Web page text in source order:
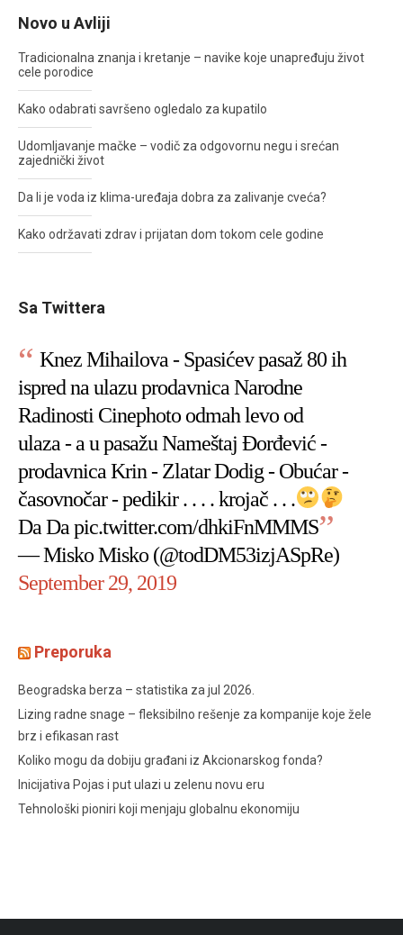
Novo u Avliji
Tradicionalna znanja i kretanje – navike koje unapređuju život
cele porodice
Kako odabrati savršeno ogledalo za kupatilo
Udomljavanje mačke – vodič za odgovornu negu i srećan
zajednički život
Da li je voda iz klima-uređaja dobra za zalivanje cveća?
Kako održavati zdrav i prijatan dom tokom cele godine
Sa Twittera
Knez Mihailova - Spasićev pasaž 80 ih
ispred na ulazu prodavnica Narodne
Radinosti Cinephoto odmah levo od
ulaza - a u pasažu Nameštaj Đorđević -
prodavnica Krin - Zlatar Dodig - Obućar -
časovnočar - pedikir . . . . krojač . . .
Da Da pic.twitter.com/dhkiFnMMMS
— Misko Misko (@todDM53izjASpRe)
September 29, 2019
Preporuka
Beogradska berza – statistika za jul 2026.
Lizing radne snage – fleksibilno rešenje za kompanije koje žele
brz i efikasan rast
Koliko mogu da dobiju građani iz Akcionarskog fonda?
Inicijativa Pojas i put ulazi u zelenu novu eru
Tehnološki pioniri koji menjaju globalnu ekonomiju